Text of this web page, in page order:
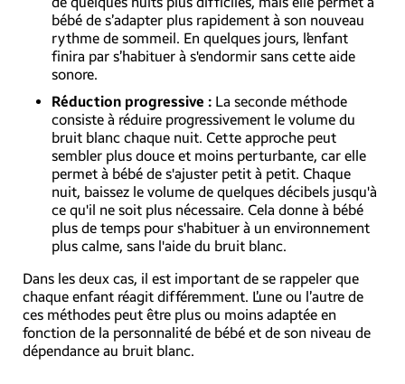
bébé de s’adapter plus rapidement à son nouveau
rythme de sommeil. En quelques jours, l’enfant
finira par s’habituer à s'endormir sans cette aide
sonore.
Réduction progressive : La seconde méthode
consiste à réduire progressivement le volume du
bruit blanc chaque nuit. Cette approche peut
sembler plus douce et moins perturbante, car elle
permet à bébé de s'ajuster petit à petit. Chaque
nuit, baissez le volume de quelques décibels jusqu'à
ce qu'il ne soit plus nécessaire. Cela donne à bébé
plus de temps pour s'habituer à un environnement
plus calme, sans l'aide du bruit blanc.
Dans les deux cas, il est important de se rappeler que
chaque enfant réagit différemment. L’une ou l’autre de
ces méthodes peut être plus ou moins adaptée en
fonction de la personnalité de bébé et de son niveau de
dépendance au bruit blanc.